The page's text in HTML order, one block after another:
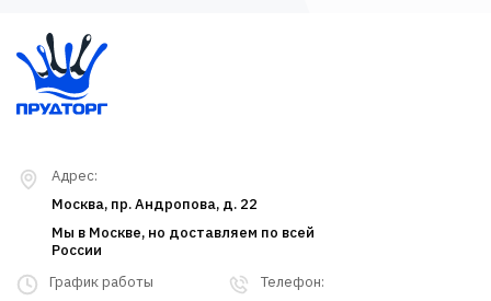
Телефон:
График работы
Адрес:
Москва, пр. Андропова, д. 22
Мы в Москве, но доставляем по всей
России